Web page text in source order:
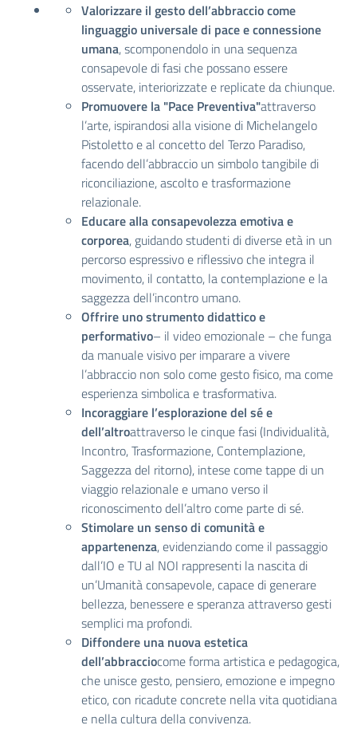
Valorizzare il gesto dell’abbraccio come
linguaggio universale di pace e connessione
umana, scomponendolo in una sequenza
consapevole di fasi che possano essere
osservate, interiorizzate e replicate da chiunque.
Promuovere la "Pace Preventiva"attraverso
l’arte, ispirandosi alla visione di Michelangelo
Pistoletto e al concetto del Terzo Paradiso,
facendo dell’abbraccio un simbolo tangibile di
riconciliazione, ascolto e trasformazione
relazionale.
Educare alla consapevolezza emotiva e
corporea, guidando studenti di diverse età in un
percorso espressivo e riflessivo che integra il
movimento, il contatto, la contemplazione e la
saggezza dell’incontro umano.
Offrire uno strumento didattico e
performativo– il video emozionale – che funga
da manuale visivo per imparare a vivere
l’abbraccio non solo come gesto fisico, ma come
esperienza simbolica e trasformativa.
Incoraggiare l’esplorazione del sé e
dell’altroattraverso le cinque fasi (Individualità,
Incontro, Trasformazione, Contemplazione,
Saggezza del ritorno), intese come tappe di un
viaggio relazionale e umano verso il
riconoscimento dell’altro come parte di sé.
Stimolare un senso di comunità e
appartenenza, evidenziando come il passaggio
dall’IO e TU al NOI rappresenti la nascita di
un’Umanità consapevole, capace di generare
bellezza, benessere e speranza attraverso gesti
semplici ma profondi.
Diffondere una nuova estetica
dell’abbracciocome forma artistica e pedagogica,
che unisce gesto, pensiero, emozione e impegno
etico, con ricadute concrete nella vita quotidiana
e nella cultura della convivenza.